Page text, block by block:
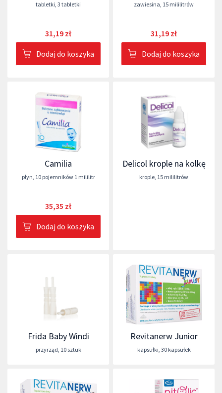
tabletki, 3 tabletki
31,19 zł
Dodaj do koszyka
zawiesina, 15 mililitrów
31,19 zł
Dodaj do koszyka
Camilia
płyn, 10 pojemników 1 mililitr
35,35 zł
Dodaj do koszyka
Delicol krople na kolkę
krople, 15 mililitrów
Frida Baby Windi
przyrząd, 10 sztuk
Revitanerw Junior
kapsułki, 30 kapsułek